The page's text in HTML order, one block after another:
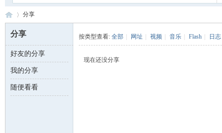
数 ›
分享
分享
好友的分享
我的分享
随便看看
按类型查看: 全部 网址 视频 音乐 Flash 日志
现在还没分享